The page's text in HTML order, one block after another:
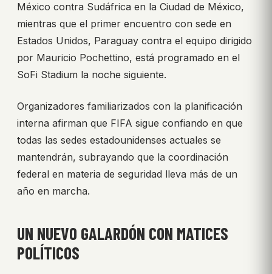
México contra Sudáfrica en la Ciudad de México,
mientras que el primer encuentro con sede en
Estados Unidos, Paraguay contra el equipo dirigido
por Mauricio Pochettino, está programado en el
SoFi Stadium la noche siguiente.
Organizadores familiarizados con la planificación
interna afirman que FIFA sigue confiando en que
todas las sedes estadounidenses actuales se
mantendrán, subrayando que la coordinación
federal en materia de seguridad lleva más de un
año en marcha.
UN NUEVO GALARDÓN CON MATICES
POLÍTICOS